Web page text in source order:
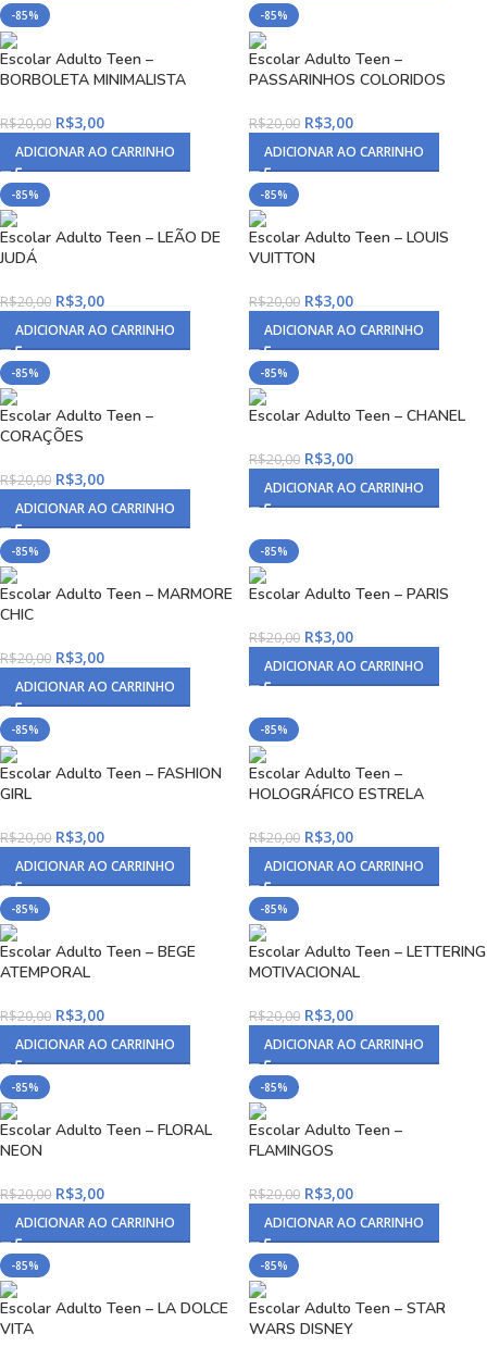
-85%
Escolar Adulto Teen –
BORBOLETA MINIMALISTA
R$20,00 R$3,00
ADICIONAR AO CARRINHO
-85%
Escolar Adulto Teen –
PASSARINHOS COLORIDOS
R$20,00 R$3,00
ADICIONAR AO CARRINHO
-85%
Escolar Adulto Teen – LEÃO DE
JUDÁ
R$20,00 R$3,00
ADICIONAR AO CARRINHO
-85%
Escolar Adulto Teen – LOUIS
VUITTON
R$20,00 R$3,00
ADICIONAR AO CARRINHO
-85%
Escolar Adulto Teen –
CORAÇÕES
R$20,00 R$3,00
ADICIONAR AO CARRINHO
-85%
Escolar Adulto Teen – CHANEL
R$20,00 R$3,00
ADICIONAR AO CARRINHO
-85%
Escolar Adulto Teen – MARMORE
CHIC
R$20,00 R$3,00
ADICIONAR AO CARRINHO
-85%
Escolar Adulto Teen – PARIS
R$20,00 R$3,00
ADICIONAR AO CARRINHO
-85%
Escolar Adulto Teen – FASHION
GIRL
R$20,00 R$3,00
ADICIONAR AO CARRINHO
-85%
Escolar Adulto Teen –
HOLOGRÁFICO ESTRELA
R$20,00 R$3,00
ADICIONAR AO CARRINHO
-85%
Escolar Adulto Teen – BEGE
ATEMPORAL
R$20,00 R$3,00
ADICIONAR AO CARRINHO
-85%
Escolar Adulto Teen – LETTERING
MOTIVACIONAL
R$20,00 R$3,00
ADICIONAR AO CARRINHO
-85%
Escolar Adulto Teen – FLORAL
NEON
R$20,00 R$3,00
ADICIONAR AO CARRINHO
-85%
Escolar Adulto Teen –
FLAMINGOS
R$20,00 R$3,00
ADICIONAR AO CARRINHO
-85%
Escolar Adulto Teen – LA DOLCE
VITA
-85%
Escolar Adulto Teen – STAR
WARS DISNEY